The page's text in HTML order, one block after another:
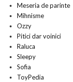
Meseria de parinte
Mihnisme
Ozzy
Pitici dar voinici
Raluca
Sleepy
Sofia
ToyPedia